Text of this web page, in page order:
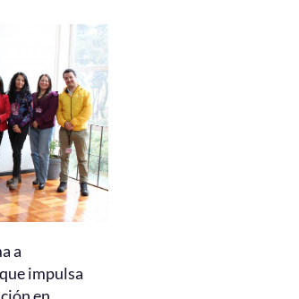
a
impulsa
en